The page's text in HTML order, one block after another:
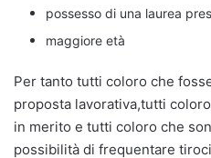
possesso di una laurea
maggiore età
Per tanto tutti coloro che
proposta lavorativa,tutti
in merito e tutti coloro che
possibilità di frequentare